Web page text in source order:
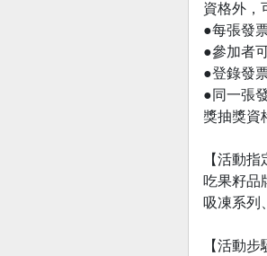
資格外，
●每張發
●參加者
●登錄發
●同一張
獎抽獎資
【活動指
吃果籽品
吸凍系列
【活動